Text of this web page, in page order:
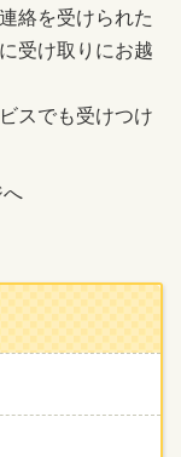
絡を受けられた
受け取りにお越
スでも受けつけ
へ